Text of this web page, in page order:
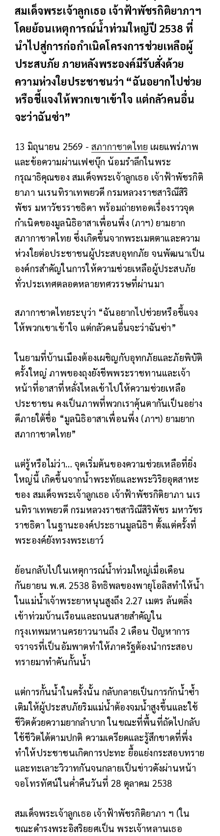
สมเด็จพระเจ้าลูกเธอ เจ้าฟ้าพัชรกิติยาภาฯ
โดยย้อนเหตุการณ์น้ำท่วมใหญ่ปี 2538 ที่
นำไปสู่การก่อกำเนิดโครงการช่วยเหลือผู้
ประสบภัย ภายหลังพระองค์มีรับสั่งด้วย
ความห่วงใยประชาชนว่า “ฉันอยากไปช่วย
หรือชี้แจงให้พวกเขาเข้าใจ แต่กลัวคนอื่น
จะว่าฉันซ่า”
13 มิถุนายน 2569 -สภากาชาดไทย เผยแพร่ภาพ
และข้อความผ่านเฟซบุ๊ก น้อมรำลึกในพระ
กรุณาธิคุณของ สมเด็จพระเจ้าลูกเธอ เจ้าฟ้าพัชรกิติ
ยาภา นเรนทิราเทพยวดี กรมหลวงราชสาริณีสิริ
พัชร มหาวัชรราชธิดา พร้อมถ่ายทอดเรื่องราวจุด
กำเนิดของมูลนิธิอาสาเพื่อนพึ่ง (ภาฯ) ยามยาก
สภากาชาดไทย ซึ่งเกิดขึ้นจากพระเมตตาและความ
ห่วงใยต่อประชาชนผู้ประสบอุทกภัย จนพัฒนาเป็น
องค์กรสำคัญในการให้ความช่วยเหลือผู้ประสบภัย
ทั่วประเทศตลอดหลายทศวรรษที่ผ่านมา
สภากาชาดไทยระบุว่า “ฉันอยากไปช่วยหรือชี้แจง
ให้พวกเขาเข้าใจ แต่กลัวคนอื่นจะว่าฉันซ่า”
ในยามที่บ้านเมืองต้องเผชิญกับอุทกภัยและภัยพิบัติ
ครั้งใหญ่ ภาพของถุงยังชีพพระราชทานและเจ้า
หน้าที่อาสาที่หลั่งไหลเข้าไปให้ความช่วยเหลือ
ประชาชน คงเป็นภาพที่พวกเราคุ้นตากันเป็นอย่าง
ดีภายใต้ชื่อ “มูลนิธิอาสาเพื่อนพึ่ง (ภาฯ) ยามยาก
สภากาชาดไทย”
แต่รู้หรือไม่ว่า… จุดเริ่มต้นของความช่วยเหลือที่ยิ่ง
ใหญ่นี้ เกิดขึ้นจากน้ำพระทัยและพระวิริยอุตสาหะ
ของ สมเด็จพระเจ้าลูกเธอ เจ้าฟ้าพัชรกิติยาภา นเร
นทิราเทพยวดี กรมหลวงราชสาริณีสิริพัชร มหาวัชร
ราชธิดา ในฐานะองค์ประธานมูลนิธิฯ ตั้งแต่ครั้งที่
พระองค์ยังทรงพระเยาว์
ย้อนกลับไปในเหตุการณ์น้ำท่วมใหญ่เมื่อเดือน
กันยายน พ.ศ. 2538 อิทธิพลของพายุโอลิสทำให้น้ำ
ในแม่น้ำเจ้าพระยาหนุนสูงถึง 2.27 เมตร ล้นตลิ่ง
เข้าท่วมบ้านเรือนและถนนสายสำคัญใน
กรุงเทพมหานครยาวนานถึง 2 เดือน ปัญหาการ
จราจรที่เป็นอัมพาตทำให้ภาครัฐต้องนำกระสอบ
ทรายมาทำคันกั้นน้ำ
แต่การกั้นน้ำในครั้งนั้น กลับกลายเป็นการกักน้ำซ้ำ
เติมให้ผู้ประสบภัยริมแม่น้ำต้องจมน้ำสูงขึ้นและใช้
ชีวิตด้วยความยากลำบาก ในขณะที่พื้นที่ถัดไปกลับ
ใช้ชีวิตได้ตามปกติ ความเครียดและรู้สึกขาดที่พึ่ง
ทำให้ประชาชนเกิดการปะทะ ยื้อแย่งกระสอบทราย
และทะเลาะวิวาทกันจนกลายเป็นข่าวดังผ่านหน้า
จอโทรทัศน์ในค่ำคืนวันที่ 28 ตุลาคม 2538
สมเด็จพระเจ้าลูกเธอ เจ้าฟ้าพัชรกิติยาภา ฯ (ใน
ขณะดำรงพระอิสริยยศเป็น พระเจ้าหลานเธอ